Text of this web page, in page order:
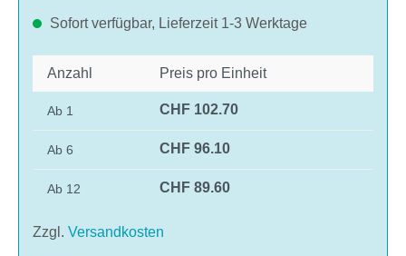
Sofort verfügbar, Lieferzeit 1-3 Werktage
Anzahl Preis pro Einheit
Ab 1 CHF 102.70
Ab 6 CHF 96.10
Ab 12 CHF 89.60
Zzgl. Versandkosten